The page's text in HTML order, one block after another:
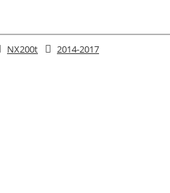
NX200t 2014-2017